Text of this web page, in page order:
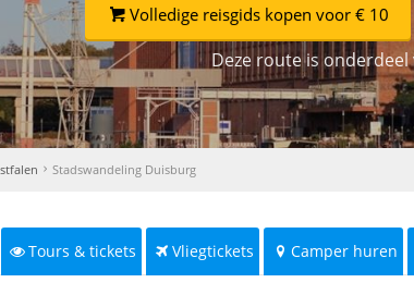
Volledige reisgids kopen voor € 10
Deze route is
Stadswandeling Duisburg
Tours & tickets Vliegtickets Camper huren